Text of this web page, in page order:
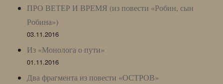
ПРО ВЕТЕР И ВРЕМЯ (из повести «Робин, сын
Робина»)
03.11.2016
Из «Монолога о пути»
01.11.2016
Два фрагмента из повести «ОСТРОВ»